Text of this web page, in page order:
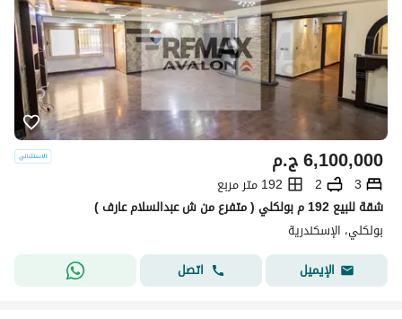
ج.م6,100,000
3
2
192 متر مربع
شقة للبيع 192 م بولكلي ( متفرع من ش عبدالسلام عارف )
بولكلي، الإسكندرية
الإيميل
اتصل